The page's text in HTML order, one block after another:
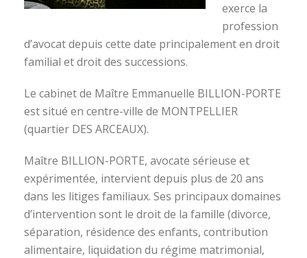
exerce la
profession
d’avocat depuis cette date principalement en droit
familial et droit des successions.
Le cabinet de Maître Emmanuelle BILLION-PORTE
est situé en centre-ville de MONTPELLIER
(quartier DES ARCEAUX).
Maître BILLION-PORTE, avocate sérieuse et
expérimentée, intervient depuis plus de 20 ans
dans les litiges familiaux. Ses principaux domaines
d’intervention sont le droit de la famille (divorce,
séparation, résidence des enfants, contribution
alimentaire, liquidation du régime matrimonial,